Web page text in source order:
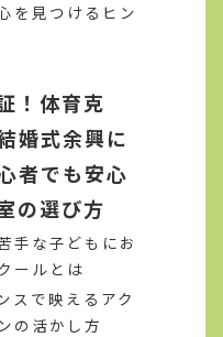
を見つけるヒン
！体育克
婚式余興に
者でも安心
の選び方
手な子どもにお
ールとは
スで映えるアク
の活かし方